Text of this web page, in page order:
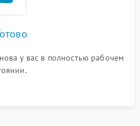
у вас в полностью рабочем